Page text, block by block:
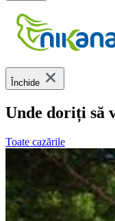
Închide
Unde doriți să
Toate cazările